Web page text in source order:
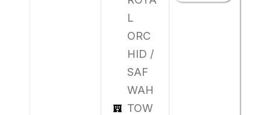
L
ORC
HID /
SAF
WAH
TOW